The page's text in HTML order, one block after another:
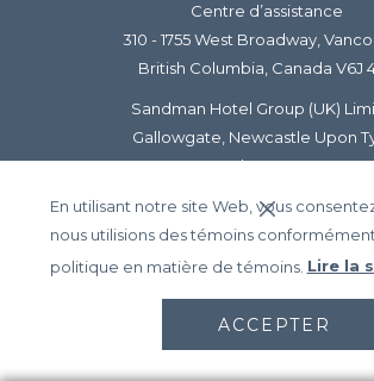
En utilisant notre site Web, vous
nous utilisions des témoins
politique en matière de témoins. Lire la
ACCEPTER
Centre d’assistance
310 - 1755 West Broadway,
British Columbia, Canada V6J
Sandman Hotel Group (UK)
Gallowgate, Newcastle Upon
Tyne and Wear, NE1 4SD
Téléphone (CA et É.-U.) :1-800-
Courriel :
© Récompenses RSVP |
Properties Company|Politique de